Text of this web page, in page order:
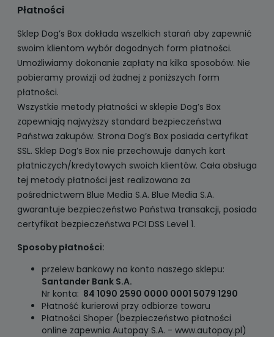
Płatności
Sklep Dog’s Box dokłada wszelkich starań aby zapewnić
swoim klientom wybór dogodnych form płatności.
Umożliwiamy dokonanie zapłaty na kilka sposobów. Nie
pobieramy prowizji od żadnej z poniższych form
płatności.
Wszystkie metody płatności w sklepie Dog’s Box
zapewniają najwyższy standard bezpieczeństwa
Państwa zakupów. Strona Dog’s Box posiada certyfikat
SSL. Sklep Dog’s Box nie przechowuje danych kart
płatniczych/kredytowych swoich klientów. Cała obsługa
tej metody płatności jest realizowana za
pośrednictwem Blue Media S.A. Blue Media S.A.
gwarantuje bezpieczeństwo Państwa transakcji, posiada
certyfikat bezpieczeństwa PCI DSS Level 1.
Sposoby płatności:
przelew bankowy na konto naszego sklepu:
Santander Bank S.A.
Nr konta: 84 1090 2590 0000 0001 5079 1290
Płatność kurierowi przy odbiorze towaru
Płatności Shoper (bezpieczeństwo płatności
online zapewnia Autopay S.A. - www.autopay.pl)